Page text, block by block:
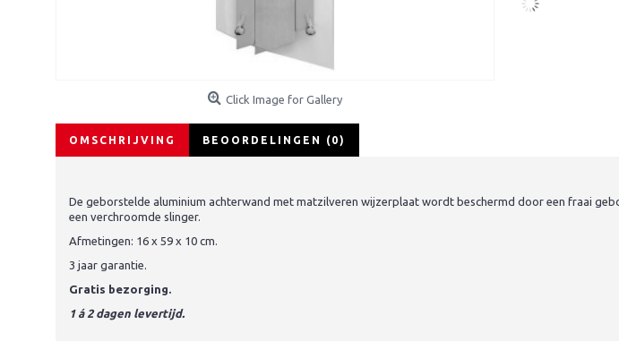
Click Image for Gallery
OMSCHRIJVING BEOORDELINGEN (0)
De geborstelde aluminium achterwand met matzilveren wijzerplaat wordt beschermd door een fraai
een verchroomde slinger.
Afmetingen: 16 x 59 x 10 cm.
3 jaar garantie.
Gratis bezorging.
1 á 2 dagen levertijd.